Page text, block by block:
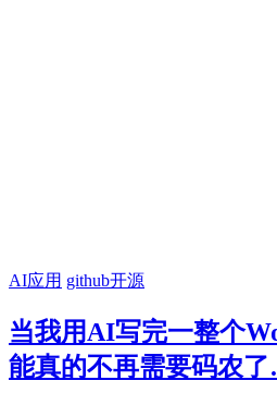
AI应用 github开源
当我用AI写完一整个
能真的不再需要码农